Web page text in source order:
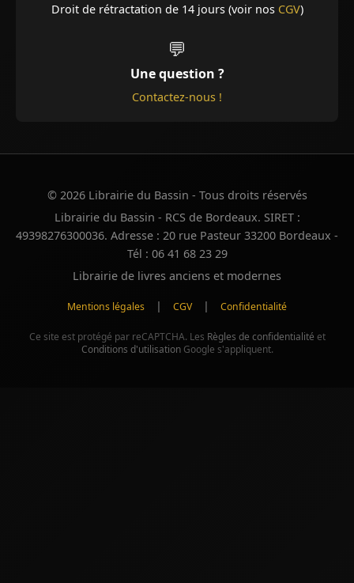
Droit de rétractation de 14 jours (voir nos CGV)
💬
Une question ?
Contactez-nous !
© 2026 Librairie du Bassin - Tous droits réservés
Librairie du Bassin - RCS de Bordeaux. SIRET :
49398276300036. Adresse : 20 rue Pasteur 33200 Bordeaux -
Tél : 06 41 68 23 29
Librairie de livres anciens et modernes
Mentions légales | CGV | Confidentialité
Ce site est protégé par reCAPTCHA. Les Règles de confidentialité et
Conditions d'utilisationGoogle s'appliquent.